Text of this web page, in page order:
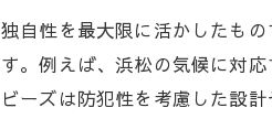
計画とデザイン
間作り
ケーションの重要性
自性を最大限に活かしたも
。例えば、浜松の気候に対
ーズは防犯性を考慮した設